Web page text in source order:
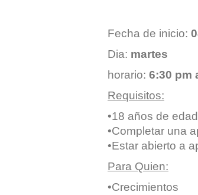
Fecha de inicio:
Dia: martes
horario: 6:30 pm
Requisitos:
•18 años de
•Completar una
•Estar abierto a
Para Quien:
•Crecimientos